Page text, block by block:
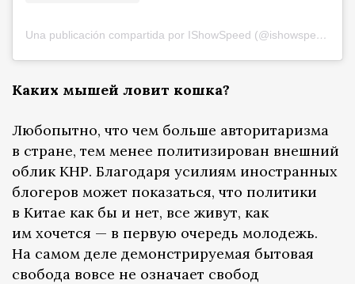
Una publicación compartida por IShowSpeed (@ishowspeed)
Каких мышей ловит кошка?
Любопытно, что чем больше авторитаризма
в стране, тем менее политизирован внешний
облик КНР. Благодаря усилиям иностранных
блогеров может показаться, что политики
в Китае как бы и нет, все живут, как
им хочется — в первую очередь молодежь.
На самом деле демонстрируемая бытовая
свобода вовсе не означает свобод